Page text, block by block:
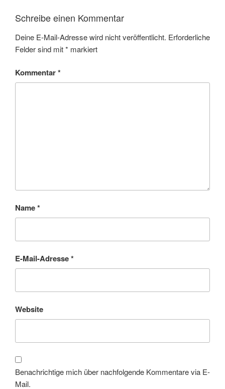
Schreibe einen Kommentar
Deine E-Mail-Adresse wird nicht veröffentlicht. Erforderliche
Felder sind mit* markiert
Kommentar*
Name*
E-Mail-Adresse*
Website
Benachrichtige mich über nachfolgende Kommentare via E-
Mail.